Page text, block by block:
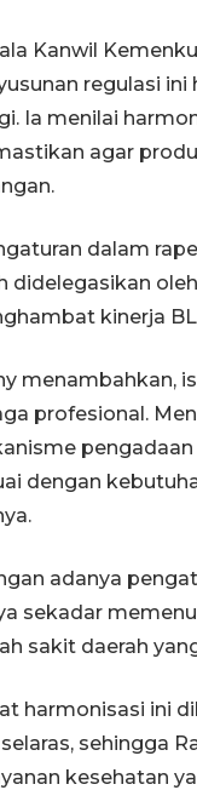
Kanwil
regulasi
Ia menilai
agar
dalam
didelegasikan
kinerja
menambahkan,
profesional.
pengadaan
dengan
adanya
sekadar
sakit daerah
harmonisasi ini
sehingga
kesehatan